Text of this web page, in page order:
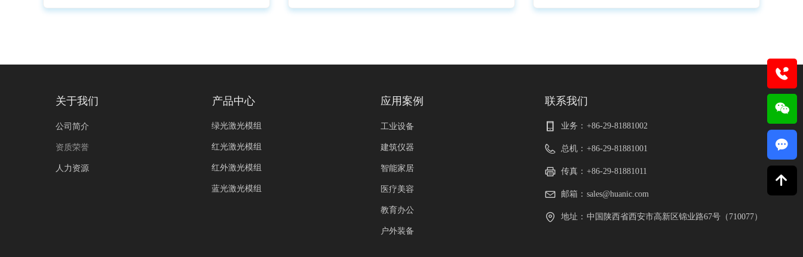
联系我们
业务： +86-29-81881002
总机： +86-29-81881001
传真： +86-29-81881011
邮箱： sales@huanic.com
地址： 中国陕西省西安市高新区锦业路67号（710077）
应用案例
工业设备
建筑仪器
智能家居
医疗美容
教育办公
户外装备
关于我们
公司简介
资质荣誉
人力资源
产品中心
绿光激光模组
红光激光模组
红外激光模组
蓝光激光模组
끁
녕